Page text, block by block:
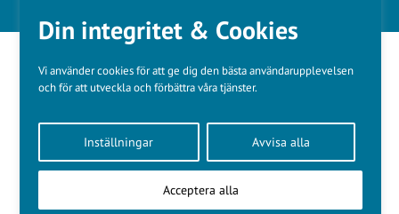
Din integritet & Cookies
Vi använder cookies för att ge dig den bästa användarupplevelsen
och för att utveckla och förbättra våra tjänster.
Inställningar Avvisa alla
Acceptera alla
Kundtjänst